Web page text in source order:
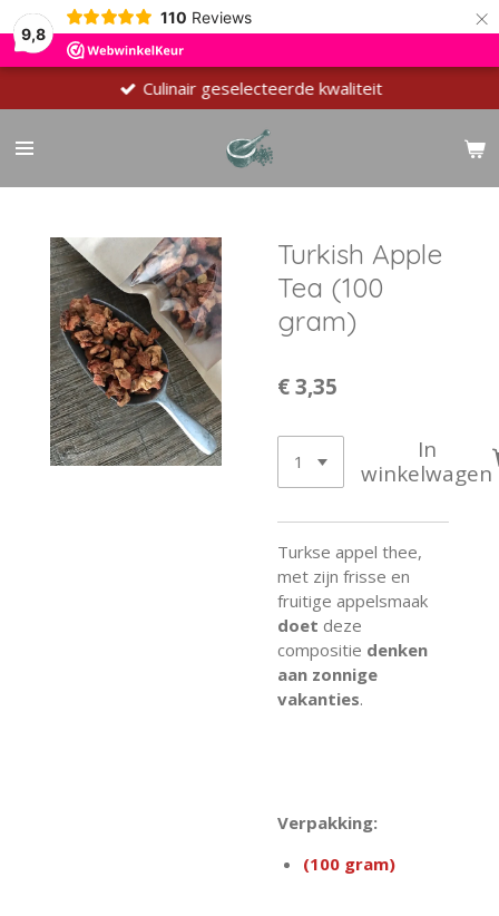
9,8
110 Reviews ×
Culinair geselecteerde kwaliteit
Turkish Apple
Tea (100
gram)
€ 3,35
In
winkelwagen
Turkse appel thee,
met zijn frisse en
fruitige appelsmaak
doet deze
compositie denken
aan zonnige
vakanties.
Verpakking:
(100 gram)